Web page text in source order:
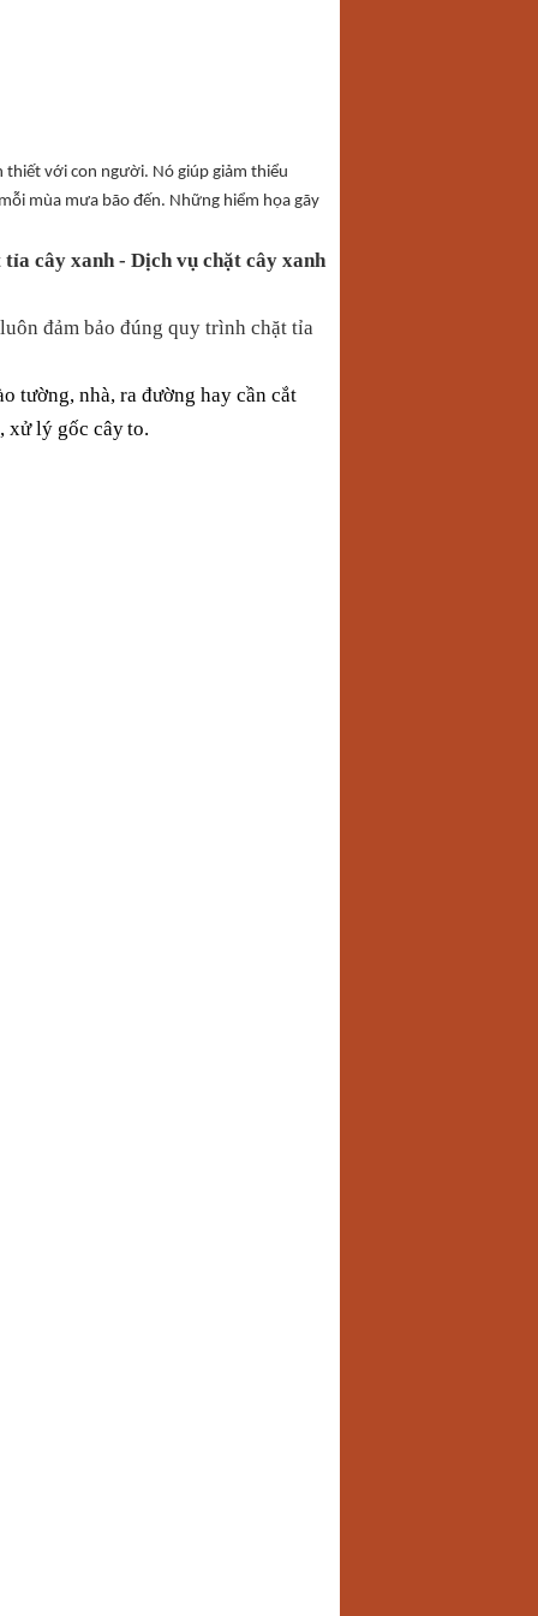
thiết với con người. Nó giúp giảm thiểu
mùa mưa bão đến. Những hiểm họa gãy
cây xanh - Dịch vụ chặt cây xanh
đảm bảo đúng quy trình chặt tỉa
tường, nhà, ra đường hay cần cắt
xử lý gốc câyto.